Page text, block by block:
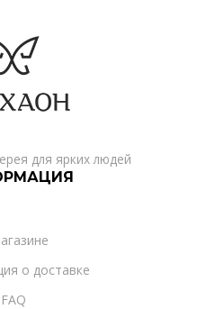
для ярких людей
о доставке
FAQ